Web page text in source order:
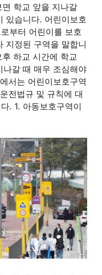
학교 앞을 지나갈
있습니다. 어린이보호
부터 어린이를 보호
지정된 구역을 말합니
하교 시간에 학교
나갈 때 매우 조심해야
서는 어린이보호구역
전법규 및 규칙에 대
. 1. 아동보호구역이